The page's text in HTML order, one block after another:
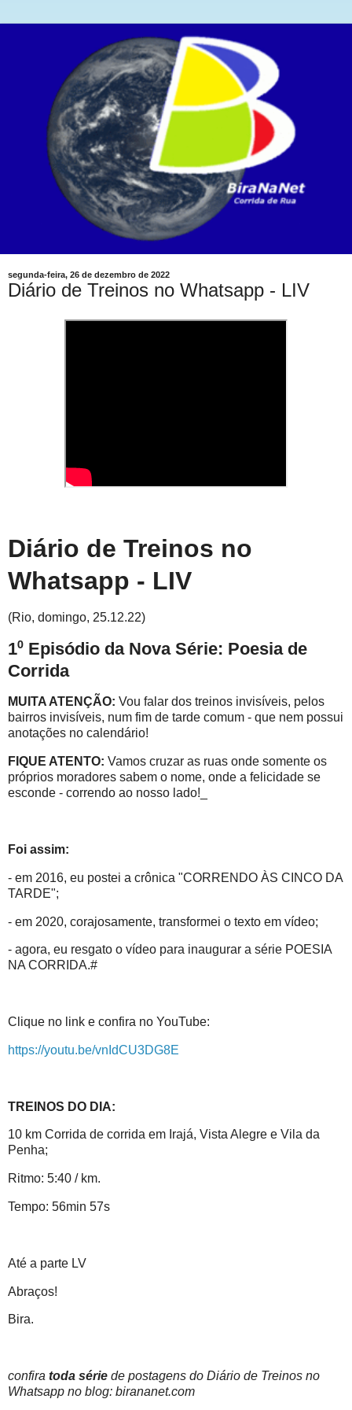
segunda-feira, 26 de dezembro de 2022
Diário de Treinos no Whatsapp - LIV
Diário de Treinos no
Whatsapp - LIV
(Rio, domingo, 25.12.22)
1⁰ Episódio da Nova Série: Poesia de
Corrida
MUITA ATENÇÃO: Vou falar dos treinos invisíveis, pelos
bairros invisíveis, num fim de tarde comum - que nem possui
anotações no calendário!
FIQUE ATENTO: Vamos cruzar as ruas onde somente os
próprios moradores sabem o nome, onde a felicidade se
esconde - correndo ao nosso lado!_
Foi assim:
- em 2016, eu postei a crônica "CORRENDO ÀS CINCO DA
TARDE";
- em 2020, corajosamente, transformei o texto em vídeo;
- agora, eu resgato o vídeo para inaugurar a série POESIA
NA CORRIDA.#
Clique no link e confira no YouTube:
https://youtu.be/vnIdCU3DG8E
TREINOS DO DIA:
10 km Corrida de corrida em Irajá, Vista Alegre e Vila da
Penha;
Ritmo: 5:40 / km.
Tempo: 56min 57s
Até a parte LV
Abraços!
Bira.
confira toda série de postagens do Diário de Treinos no
Whatsapp no blog: birananet.com